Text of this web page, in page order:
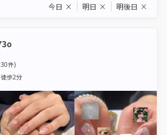
今日 × 明日 × 明後日 ×
件)
歩2分